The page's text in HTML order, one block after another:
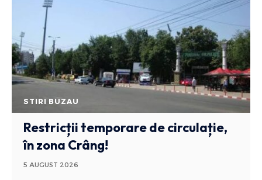
STIRI BUZAU
Restricții temporare de circulație,
în zona Crâng!
5 AUGUST 2026